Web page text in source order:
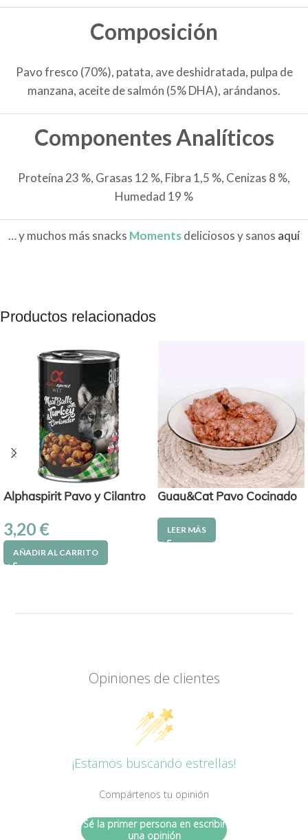
Composición
Pavo fresco (70%), patata, ave deshidratada, pulpa de
manzana, aceite de salmón (5% DHA), arándanos.
Componentes Analíticos
Proteína 23 %, Grasas 12 %, Fibra 1,5 %, Cenizas 8 %,
Humedad 19 %
… y muchos más snacks Momentsdeliciosos y sanos aquí
Productos relacionados
Alphaspirit Pavo y Cilantro
3,20 €
AÑADIR AL CARRITO
Guau&Cat Pavo Cocinado
LEER MÁS
Opiniones de clientes
¡Estamos buscando estrellas!
Compártenos tu opinión
Sé la primer persona en escribir
una opinión